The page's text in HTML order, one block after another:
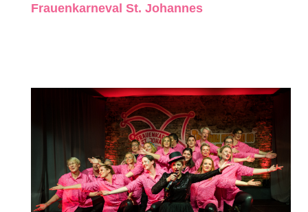
Frauenkarneval St. Johannes